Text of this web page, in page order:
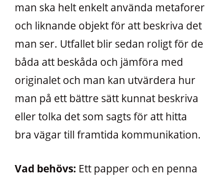
man ska helt enkelt använda metaforer
och liknande objekt för att beskriva det
man ser. Utfallet blir sedan roligt för de
båda att beskåda och jämföra med
originalet och man kan utvärdera hur
man på ett bättre sätt kunnat beskriva
eller tolka det som sagts för att hitta
bra vägar till framtida kommunikation.
Vad behövs: Ett papper och en penna